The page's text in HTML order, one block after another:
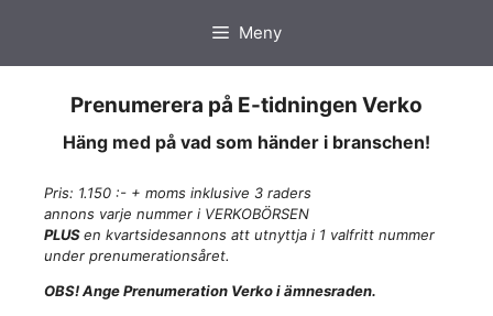
innehåll
Meny
Prenumerera på E-tidningen Verko
Häng med på vad som händer i branschen!
Pris: 1.150 :- + moms inklusive 3 raders
annons varje nummer i VERKOBÖRSEN
PLUSen kvartsidesannons att utnyttja i 1 valfritt nummer
under prenumerationsåret.
OBS! Ange Prenumeration Verko i ämnesraden.